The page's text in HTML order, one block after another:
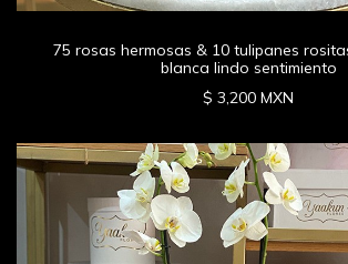
75 rosas hermosas & 10 tulipanes
blanca lindo sentimiento
$ 3,200 MXN